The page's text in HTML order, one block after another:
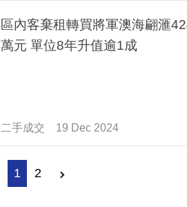
區內客棄租轉買將軍澳海翩滙
萬元 單位8年升值逾1成
二手成交 19 Dec 2024
1 2